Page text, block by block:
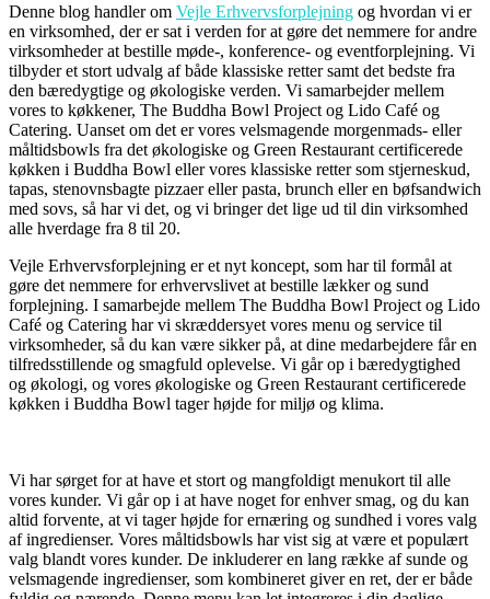
Denne blog handler om Vejle Erhvervsforplejning og hvordan vi er
en virksomhed, der er sat i verden for at gøre det nemmere for andre
virksomheder at bestille møde-, konference- og eventforplejning. Vi
tilbyder et stort udvalg af både klassiske retter samt det bedste fra
den bæredygtige og økologiske verden. Vi samarbejder mellem
vores to køkkener, The Buddha Bowl Project og Lido Café og
Catering. Uanset om det er vores velsmagende morgenmads- eller
måltidsbowls fra det økologiske og Green Restaurant certificerede
køkken i Buddha Bowl eller vores klassiske retter som stjerneskud,
tapas, stenovnsbagte pizzaer eller pasta, brunch eller en bøfsandwich
med sovs, så har vi det, og vi bringer det lige ud til din virksomhed
alle hverdage fra 8 til 20.
Vejle Erhvervsforplejning er et nyt koncept, som har til formål at
gøre det nemmere for erhvervslivet at bestille lækker og sund
forplejning. I samarbejde mellem The Buddha Bowl Project og Lido
Café og Catering har vi skræddersyet vores menu og service til
virksomheder, så du kan være sikker på, at dine medarbejdere får en
tilfredsstillende og smagfuld oplevelse. Vi går op i bæredygtighed
og økologi, og vores økologiske og Green Restaurant certificerede
køkken i Buddha Bowl tager højde for miljø og klima.
Vi har sørget for at have et stort og mangfoldigt menukort til alle
vores kunder. Vi går op i at have noget for enhver smag, og du kan
altid forvente, at vi tager højde for ernæring og sundhed i vores valg
af ingredienser. Vores måltidsbowls har vist sig at være et populært
valg blandt vores kunder. De inkluderer en lang række af sunde og
velsmagende ingredienser, som kombineret giver en ret, der er både